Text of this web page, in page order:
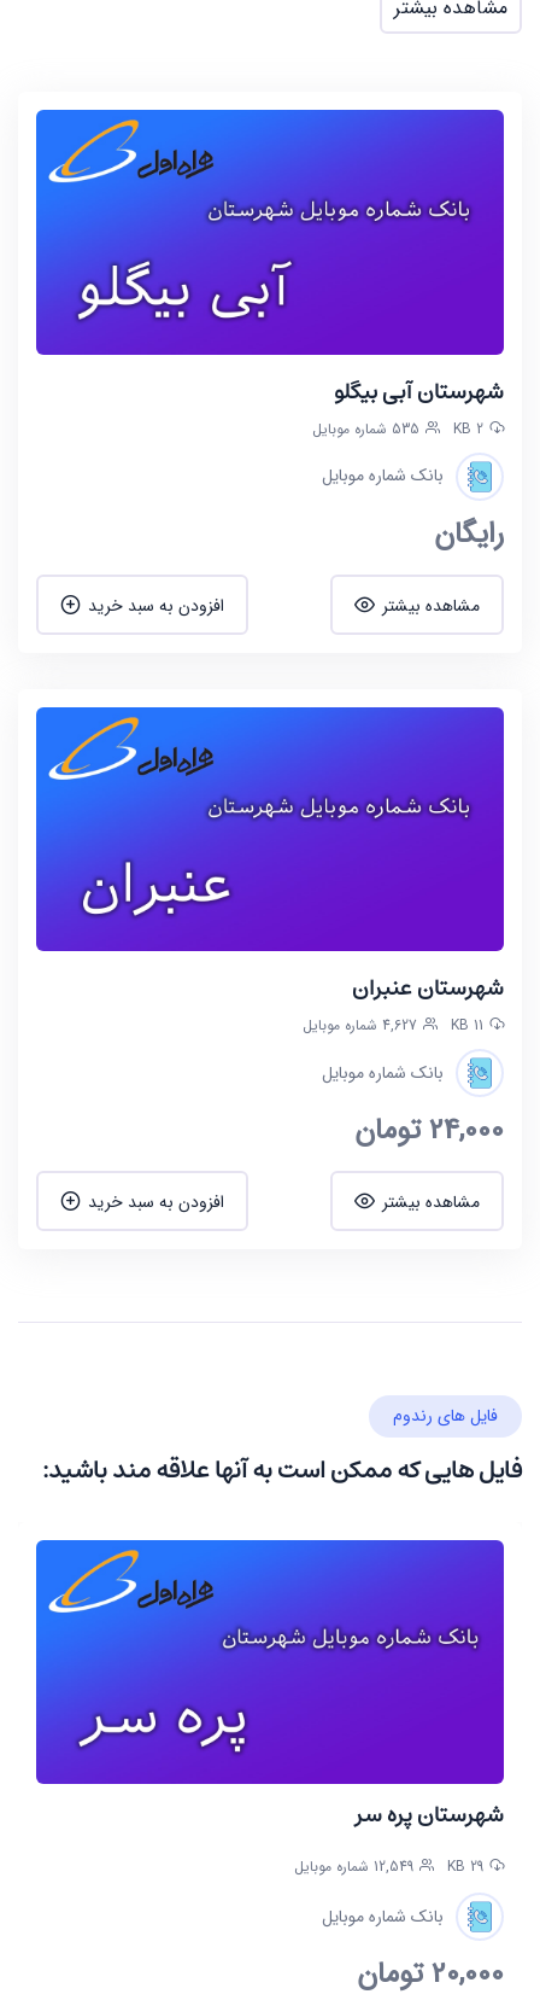
مشاهده بیشتر
شهرستان آبی بیگلو
2 KB 535 شماره موبایل
بانک شماره موبایل
رایگان
مشاهده بیشتر افزودن به سبد خرید
شهرستان عنبران
11 KB 4,627 شماره موبایل
بانک شماره موبایل
24,000تومان
مشاهده بیشتر افزودن به سبد خرید
فایل های رندوم
فایل هایی که ممکن است به آنها علاقه مند باشید:
شهرستان پره سر
29 KB 12,549 شماره موبایل
بانک شماره موبایل
20,000تومان